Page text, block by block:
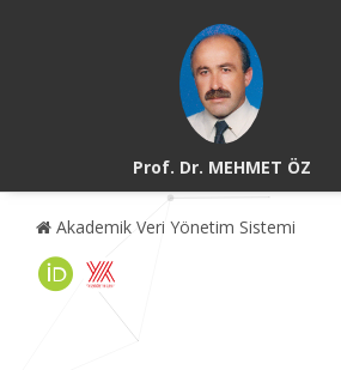
Prof. Dr. MEHMET ÖZ
Akademik Veri Yönetim Sistemi